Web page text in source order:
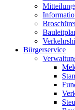
Bürgerservice